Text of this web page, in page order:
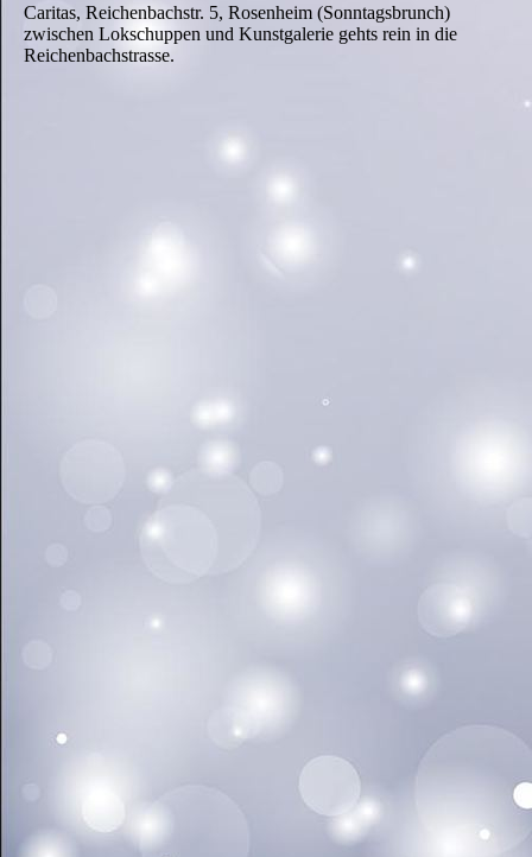
Caritas, Reichenbachstr. 5, Rosenheim (Sonntagsbrunch)
zwischen Lokschuppen und Kunstgalerie gehts rein in die
Reichenbachstrasse.